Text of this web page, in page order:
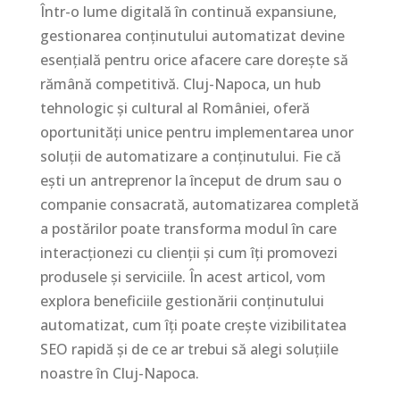
Într-o lume digitală în continuă expansiune,
gestionarea conținutului automatizat devine
esențială pentru orice afacere care dorește să
rămână competitivă. Cluj-Napoca, un hub
tehnologic și cultural al României, oferă
oportunități unice pentru implementarea unor
soluții de automatizare a conținutului. Fie că
ești un antreprenor la început de drum sau o
companie consacrată, automatizarea completă
a postărilor poate transforma modul în care
interacționezi cu clienții și cum îți promovezi
produsele și serviciile. În acest articol, vom
explora beneficiile gestionării conținutului
automatizat, cum îți poate crește vizibilitatea
SEO rapidă și de ce ar trebui să alegi soluțiile
noastre în Cluj-Napoca.